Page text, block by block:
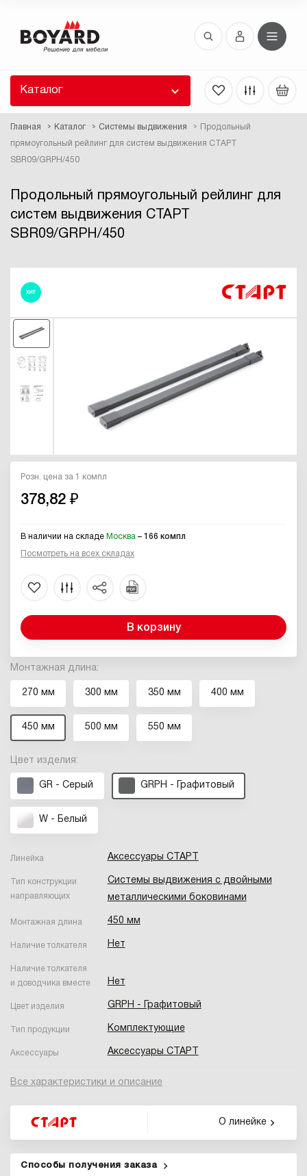
Каталог
Главная Каталог Системы выдвижения Продольный
прямоугольный рейлинг для систем выдвижения СТАРТ
SBR09/GRPH/450
Продольный прямоугольный рейлинг для
систем выдвижения СТАРТ
SBR09/GRPH/450
ХИТ
Монтажная длина:
270 мм 300 мм 350 мм 400 мм
450 мм 500 мм 550 мм
Цвет изделия:
GR - Серый GRPH - Графитовый
W - Белый
Линейка Аксессуары СТАРТ
Тип конструкции
направляющих
Системы выдвижения с двойными
металлическими боковинами
Монтажная длина 450 мм
Наличие толкателя Нет
Наличие толкателя
и доводчика вместе
Нет
Цвет изделия GRPH - Графитовый
Тип продукции Комплектующие
Аксессуары Аксессуары СТАРТ
Все характеристики и описание
О линейке
Розн. цена за 1 компл
378,82 ₽
В наличии на складе Москва – 166 компл
Посмотреть на всех складах
В корзину
Способы получения заказа
Восстановление пароля
высланы вам по E-Mail.
ссылку для восстановления